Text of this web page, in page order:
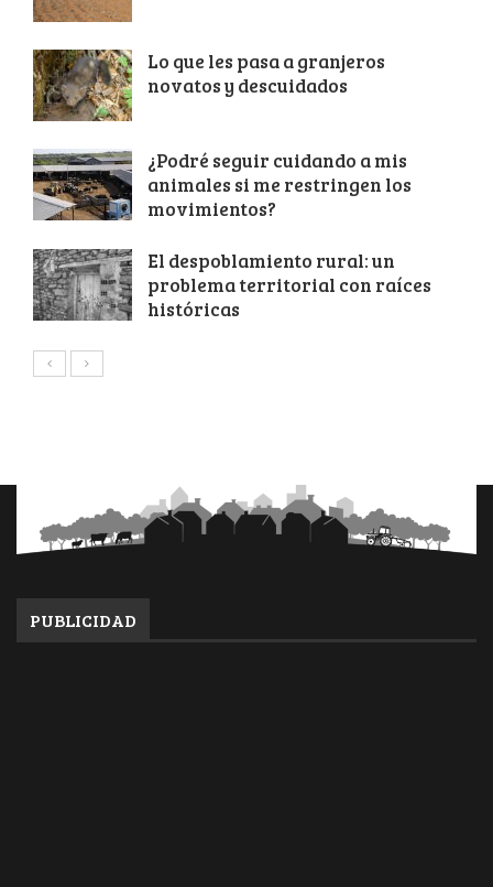
Lo que les pasa a granjeros
novatos y descuidados
¿Podré seguir cuidando a mis
animales si me restringen los
movimientos?
El despoblamiento rural: un
problema territorial con raíces
históricas
PUBLICIDAD